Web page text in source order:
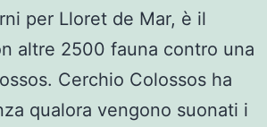
per Lloret de Mar, è il
altre 2500 fauna contro una
Cerchio Colossos ha
qualora vengono suonati i